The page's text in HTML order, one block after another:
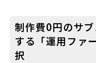
制作費0円のサ
する「運用ファ
択